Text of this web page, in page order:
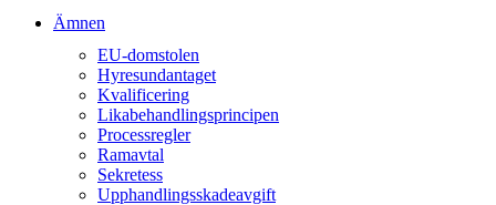
Ämnen
EU-domstolen
Hyresundantaget
Kvalificering
Likabehandlingsprincipen
Processregler
Ramavtal
Sekretess
Upphandlingsskadeavgift